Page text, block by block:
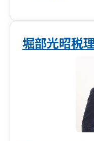
株式会社ファイン
https://faim-
堀部光昭税